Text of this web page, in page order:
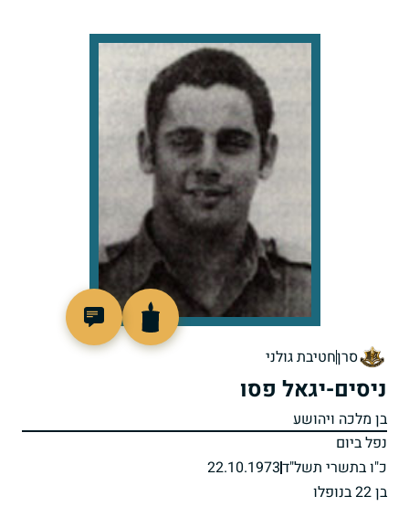
סרןחטיבת גולני
ניסים-יגאל פסו
בן מלכה ויהושע
נפל ביום
כ"ו בתשרי תשל"ד22.10.1973
בן 22 בנופלו